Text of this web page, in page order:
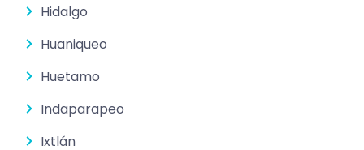
Hidalgo
Huaniqueo
Huetamo
Indaparapeo
Ixtlán